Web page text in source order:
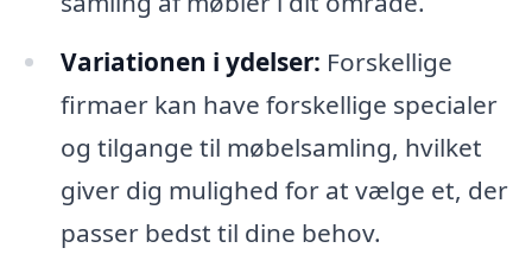
Variationen i ydelser: Forskellige
firmaer kan have forskellige specialer
og tilgange til møbelsamling, hvilket
giver dig mulighed for at vælge et, der
passer bedst til dine behov.